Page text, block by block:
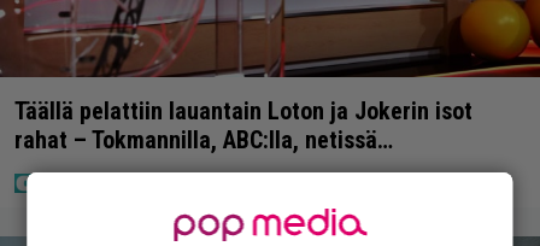
Täällä pelattiin lauantain Loton ja Jokerin isot
rahat – Tokmannilla, ABC:lla, netissä…